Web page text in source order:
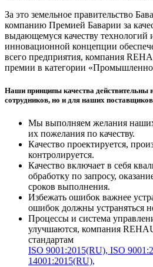
За это земельное правительство
компанию Премией Баварии за
выдающемуся качеству технологий
инновационной концепции
всего предприятия, компания
премии в категории
Наши принципы качества действительны
сотрудников, но и для наших
Мы выполняем желания
их пожелания по качеству.
Качество проектируется,
контролируется.
Качество включает в себя
обработку по запросу,
сроков выполнения.
Избежать ошибок важнее
ошибок должны устраняться
Процессы и система
улучшаются, компания
стандартам
ISO 9001:2015(RU), ISO
14001:2015(RU),